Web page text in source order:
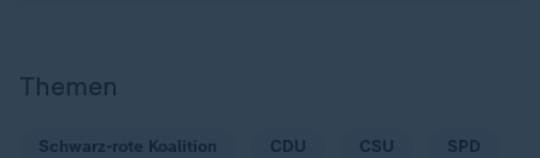
Themen
Schwarz-rote Koalition CDU CSU SPD